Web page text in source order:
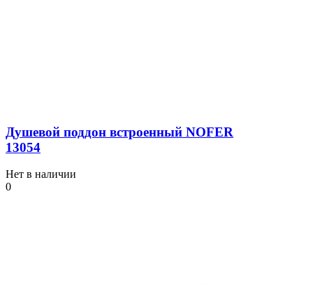
Душевой поддон встроенный NOFER
13054
Нет в наличии
0